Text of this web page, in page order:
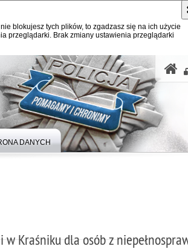
blokujesz tych plików, to zgadzasz się na ich użycie
przeglądarki. Brak zmiany ustawienia przeglądarki
DANYCH
Kraśniku dla osób z